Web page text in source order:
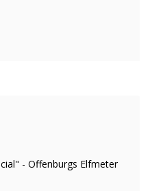
- Offenburgs Elfmeter